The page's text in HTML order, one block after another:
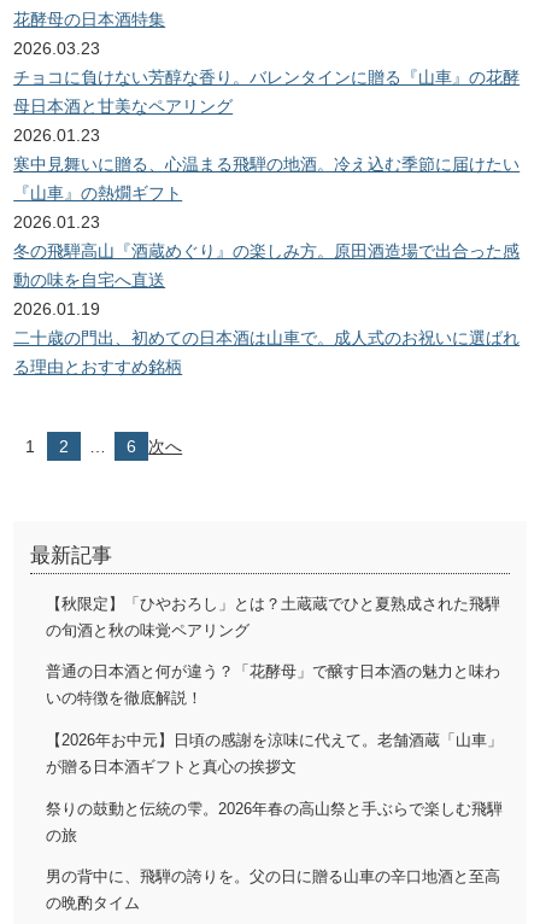
花酵母の日本酒特集
2026.03.23
チョコに負けない芳醇な香り。バレンタインに贈る『山車』の花酵
母日本酒と甘美なペアリング
2026.01.23
寒中見舞いに贈る、心温まる飛騨の地酒。冷え込む季節に届けたい
『山車』の熱燗ギフト
2026.01.23
冬の飛騨高山『酒蔵めぐり』の楽しみ方。原田酒造場で出合った感
動の味を自宅へ直送
2026.01.19
二十歳の門出、初めての日本酒は山車で。成人式のお祝いに選ばれ
る理由とおすすめ銘柄
投
の
ペ
1 2 6 次へ
最新記事
【秋限定】「ひやおろし」とは？土蔵蔵でひと夏熟成された飛騨
の旬酒と秋の味覚ペアリング
普通の日本酒と何が違う？「花酵母」で醸す日本酒の魅力と味わ
いの特徴を徹底解説！
【2026年お中元】日頃の感謝を涼味に代えて。老舗酒蔵「山車」
が贈る日本酒ギフトと真心の挨拶文
祭りの鼓動と伝統の雫。2026年春の高山祭と手ぶらで楽しむ飛騨
の旅
男の背中に、飛騨の誇りを。父の日に贈る山車の辛口地酒と至高
の晩酌タイム